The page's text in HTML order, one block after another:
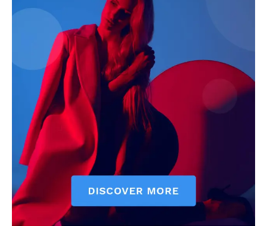
Contact us
Subscription Plans
My account